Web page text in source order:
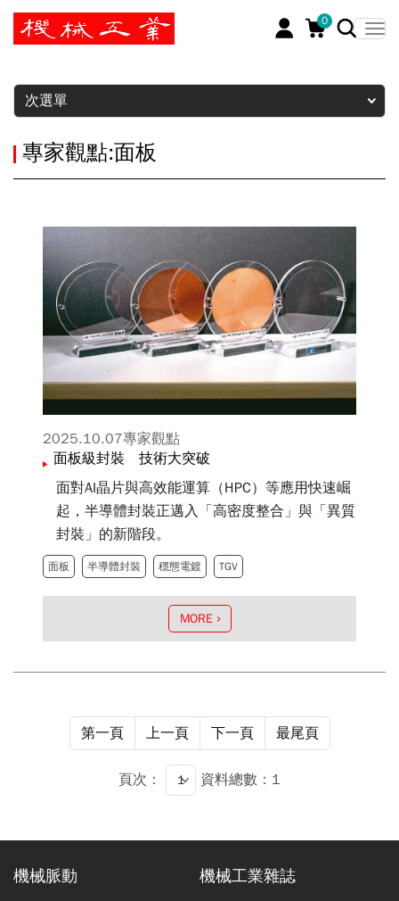
0
暫停
次選單
專家觀點:面板
2025.10.07專家觀點
面板級封裝 技術大突破
面對AI晶片與高效能運算（HPC）等應用快速崛
起，半導體封裝正邁入「高密度整合」與「異質
封裝」的新階段。
面板 半導體封裝 穩態電鍍 TGV
MORE
第一頁 上一頁 下一頁 最尾頁
頁次： 資料總數：1
機械脈動 機械工業雜誌